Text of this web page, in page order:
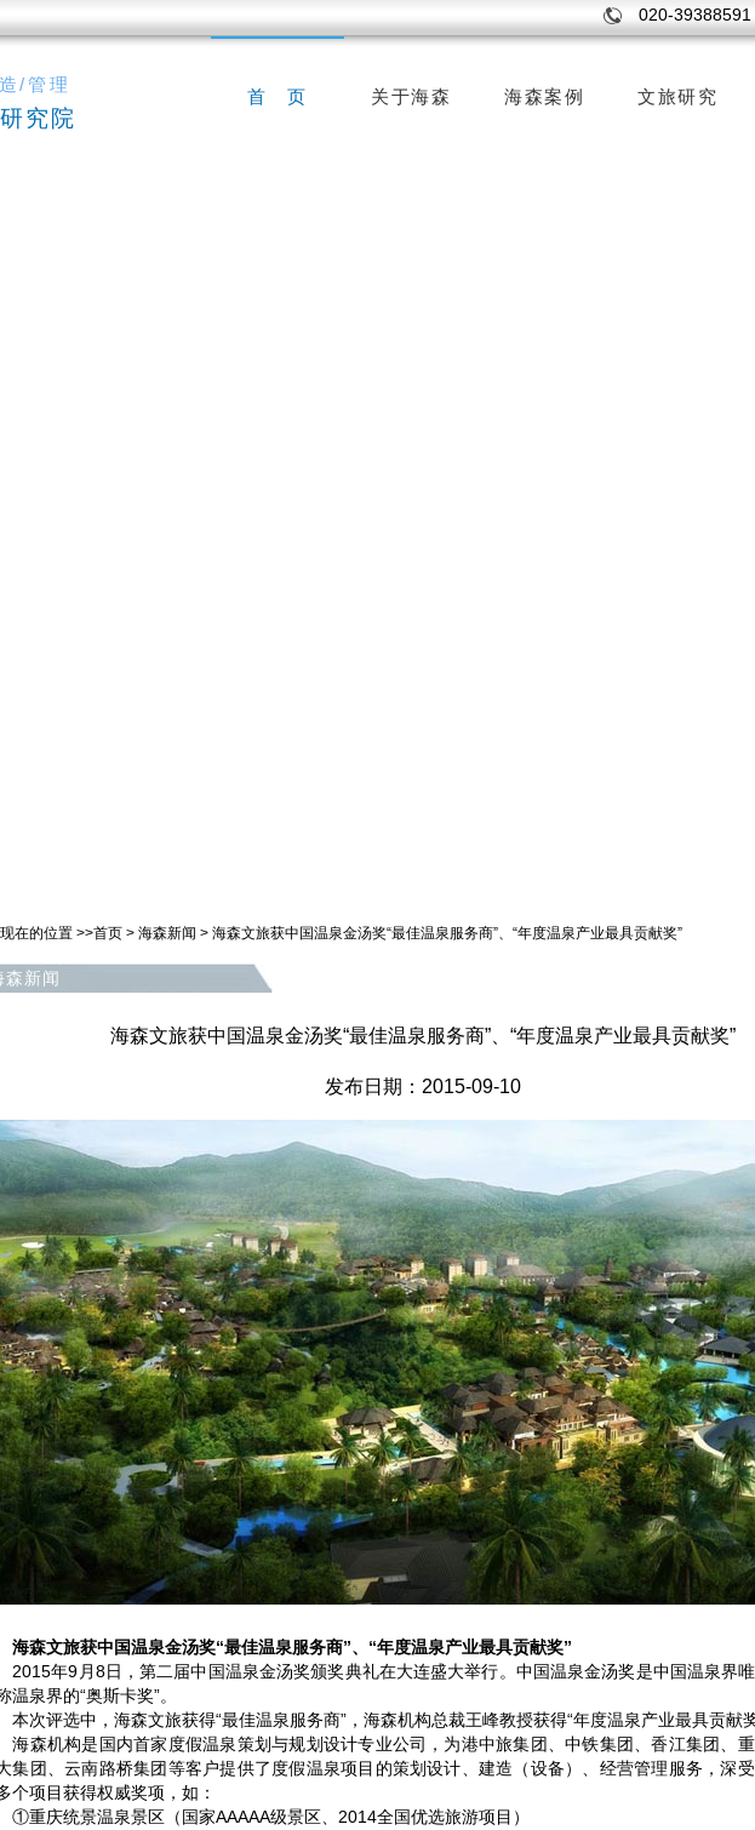
020-
/管理
究院
首 页 关于海森 海森案例 文旅研究
在的位置 >>首页 > 海森新闻 > 海森文旅获中国温泉金汤奖“最佳温泉服务商”、“年度温泉产业最具贡献奖”
森新闻
海森文旅获中国温泉金汤奖“最佳温泉服务商”、“年度温泉产业最具贡献奖”
发布日期：2015-09-10
海森文旅获中国温泉金汤奖“最佳温泉服务商”、“年度温泉产业最具贡献奖”
年9月8日，第二届中国温泉金汤奖颁奖典礼在大连盛大举行。中国温泉金汤奖是中国温泉界唯
温泉界的“奥斯卡奖”。
评选中，海森文旅获得“最佳温泉服务商”，海森机构总裁王峰教授获得“年度温泉产业最具贡献奖
机构是国内首家度假温泉策划与规划设计专业公司，为港中旅集团、中铁集团、香江集团、重
集团、云南路桥集团等客户提供了度假温泉项目的策划设计、建造（设备）、经营管理服务，深
个项目获得权威奖项，如：
庆统景温泉景区（国家AAAAA级景区、2014全国优选旅游项目）